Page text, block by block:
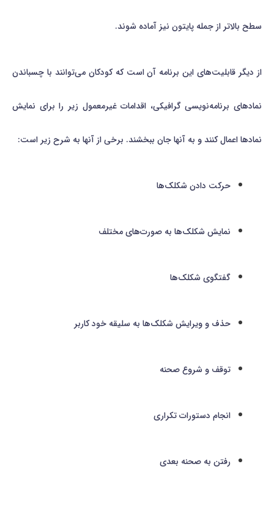
سطح بالاتر از جمله پایتون نیز آماده شوند.
از دیگر قابلیت‌های این برنامه آن است که کودکان می‌توانند با چسباندن
نمادهای برنامه‌نویسی گرافیکی، اقدامات غیرمعمول زیر را برای نمایش
نمادها اعمال کنند و به آنها جان ببخشند. برخی از آنها به شرح زیر است:
حرکت دادن شکلک‌ها
نمایش شکلک‌ها به صورت‌های مختلف
گفتگوی شکلک‌ها
حذف و ویرایش شکلک‌ها به سلیقه خود کاربر
توقف و شروع صحنه
انجام دستورات تکراری
رفتن به صحنه بعدی